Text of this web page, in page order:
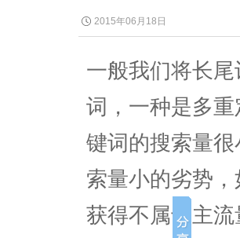
2015年06月18日
一般我们将长
词，一种是多
键词的搜索量
索量小的劣势
获得不属于主